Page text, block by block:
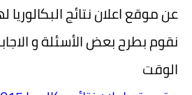
عن موقع اعلان نتائج
نقوم بطرح بعض الأسئلة و
الوقت